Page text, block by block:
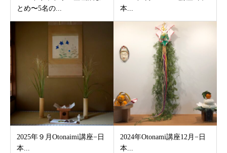
とめ〜5名の...
本...
2025年９月Otonaimi講座−日
本...
2024年Otonami講座12月−日
本...